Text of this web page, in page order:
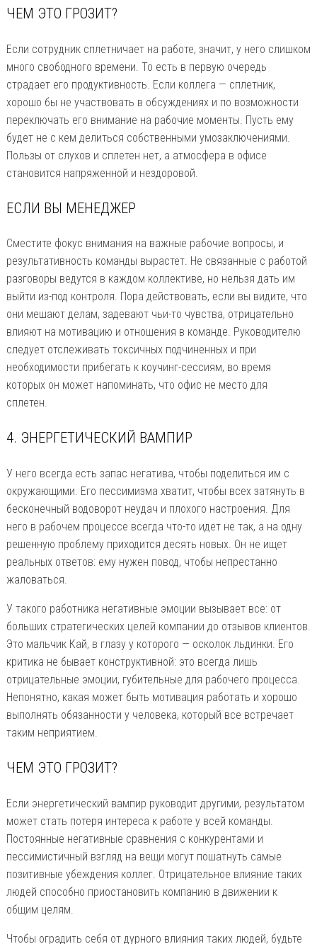
ЧЕМ ЭТО ГРОЗИТ?
Если сотрудник сплетничает на работе, значит, у него слишком
много свободного времени. То есть в первую очередь
страдает его продуктивность. Если коллега — сплетник,
хорошо бы не участвовать в обсуждениях и по возможности
переключать его внимание на рабочие моменты. Пусть ему
будет не с кем делиться собственными умозаключениями.
Пользы от слухов и сплетен нет, а атмосфера в офисе
становится напряженной и нездоровой.
ЕСЛИ ВЫ МЕНЕДЖЕР
Сместите фокус внимания на важные рабочие вопросы, и
результативность команды вырастет. Не связанные с работой
разговоры ведутся в каждом коллективе, но нельзя дать им
выйти из-под контроля. Пора действовать, если вы видите, что
они мешают делам, задевают чьи-то чувства, отрицательно
влияют на мотивацию и отношения в команде. Руководителю
следует отслеживать токсичных подчиненных и при
необходимости прибегать к коучинг-сессиям, во время
которых он может напоминать, что офис не место для
сплетен.
4. ЭНЕРГЕТИЧЕСКИЙ ВАМПИР
У него всегда есть запас негатива, чтобы поделиться им с
окружающими. Его пессимизма хватит, чтобы всех затянуть в
бесконечный водоворот неудач и плохого настроения. Для
него в рабочем процессе всегда что-то идет не так, а на одну
решенную проблему приходится десять новых. Он не ищет
реальных ответов: ему нужен повод, чтобы непрестанно
жаловаться.
У такого работника негативные эмоции вызывает все: от
больших стратегических целей компании до отзывов клиентов.
Это мальчик Кай, в глазу у которого — осколок льдинки. Его
критика не бывает конструктивной: это всегда лишь
отрицательные эмоции, губительные для рабочего процесса.
Непонятно, какая может быть мотивация работать и хорошо
выполнять обязанности у человека, который все встречает
таким неприятием.
ЧЕМ ЭТО ГРОЗИТ?
Если энергетический вампир руководит другими, результатом
может стать потеря интереса к работе у всей команды.
Постоянные негативные сравнения с конкурентами и
пессимистичный взгляд на вещи могут пошатнуть самые
позитивные убеждения коллег. Отрицательное влияние таких
людей способно приостановить компанию в движении к
общим целям.
Чтобы оградить себя от дурного влияния таких людей, будьте